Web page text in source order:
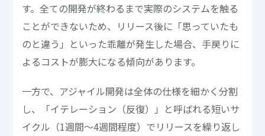
す。全ての開発が終わるまで実際のシステムを触る
ことができないため、リリース後に「思っていたも
のと違う」といった乖離が発生した場合、手戻りに
よるコストが膨大になる傾向があります。
一方で、アジャイル開発は全体の仕様を細かく分割
し、「イテレーション（反復）」と呼ばれる短いサ
イクル（1週間〜4週間程度）でリリースを繰り返し